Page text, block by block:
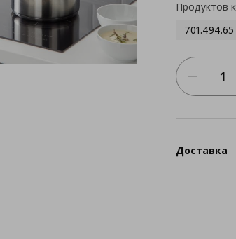
Продуктов
701.494.65
Доставка